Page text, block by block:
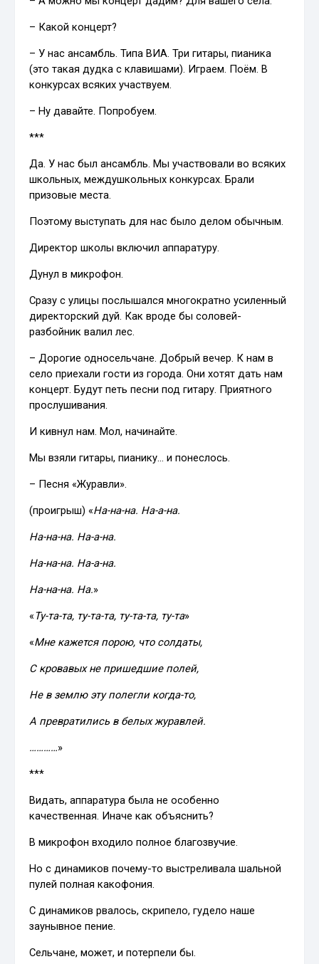
– Какой концерт?
– У нас ансамбль. Типа ВИА. Три гитары, пианика
(это такая дудка с клавишами). Играем. Поём. В
конкурсах всяких участвуем.
– Ну давайте. Попробуем.
***
Да. У нас был ансамбль. Мы участвовали во всяких
школьных, междушкольных конкурсах. Брали
призовые места.
Поэтому выступать для нас было делом обычным.
Директор школы включил аппаратуру.
Дунул в микрофон.
Сразу с улицы послышался многократно усиленный
директорский дуй. Как вроде бы соловей-
разбойник валил лес.
– Дорогие односельчане. Добрый вечер. К нам в
село приехали гости из города. Они хотят дать нам
концерт. Будут петь песни под гитару. Приятного
прослушивания.
И кивнул нам. Мол, начинайте.
Мы взяли гитары, пианику… и понеслось.
– Песня «Журавли».
(проигрыш) «На-на-на. На-а-на.
На-на-на. На-а-на.
На-на-на. На-а-на.
На-на-на. На.»
«Ту-та-та, ту-та-та, ту-та-та, ту-та»
«Мне кажется порою, что солдаты,
С кровавых не пришедшие полей,
Не в землю эту полегли когда-то,
А превратились в белых журавлей.
…………»
***
Видать, аппаратура была не особенно
качественная. Иначе как объяснить?
В микрофон входило полное благозвучие.
Но с динамиков почему-то выстреливала шальной
пулей полная какофония.
С динамиков рвалось, скрипело, гудело наше
заунывное пение.
Сельчане, может, и потерпели бы.